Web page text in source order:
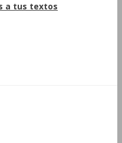
a tus textos